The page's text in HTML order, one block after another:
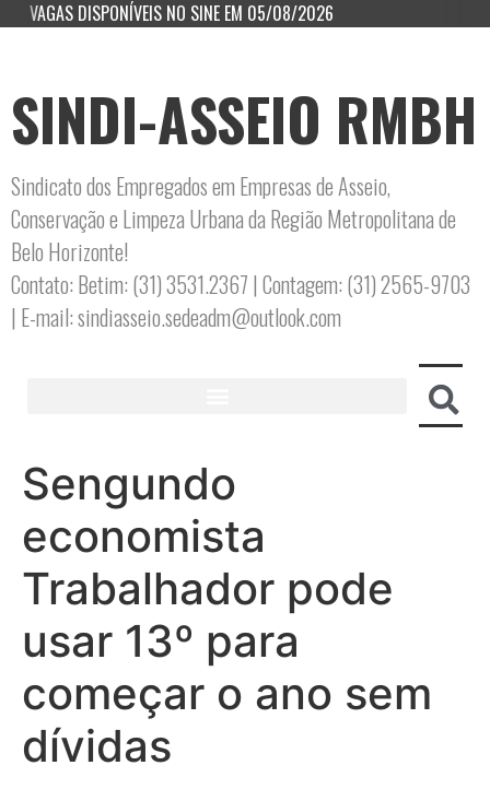
VAGAS DISPONÍVEIS NO SINE EM 05/08/2026
SINDI-ASSEIO RMBH
Sindicato dos Empregados em Empresas de Asseio,
Conservação e Limpeza Urbana da Região Metropolitana de
Belo Horizonte!
Contato: Betim: (31) 3531.2367 | Contagem: (31) 2565-9703
| E-mail: sindiasseio.sedeadm@outlook.com
Sengundo
economista
Trabalhador pode
usar 13º para
começar o ano sem
dívidas